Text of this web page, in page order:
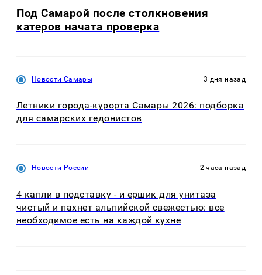
Под Самарой после столкновения
катеров начата проверка
Новости Самары 3 дня назад
Летники города-курорта Самары 2026: подборка
для самарских гедонистов
Новости России 2 часа назад
4 капли в подставку - и ершик для унитаза
чистый и пахнет альпийской свежестью: все
необходимое есть на каждой кухне